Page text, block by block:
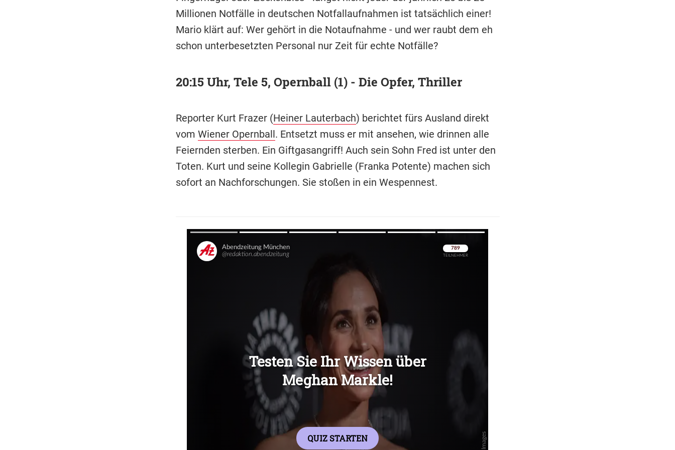
Millionen Notfälle in deutschen Notfallaufnahmen ist tatsächlich einer!
Mario klärt auf: Wer gehört in die Notaufnahme - und wer raubt dem eh
schon unterbesetzten Personal nur Zeit für echte Notfälle?
20:15 Uhr, Tele 5, Opernball (1) - Die Opfer, Thriller
Reporter Kurt Frazer (Heiner Lauterbach) berichtet fürs Ausland direkt
vom Wiener Opernball. Entsetzt muss er mit ansehen, wie drinnen alle
Feiernden sterben. Ein Giftgasangriff! Auch sein Sohn Fred ist unter den
Toten. Kurt und seine Kollegin Gabrielle (Franka Potente) machen sich
sofort an Nachforschungen. Sie stoßen in ein Wespennest.
Überspringen